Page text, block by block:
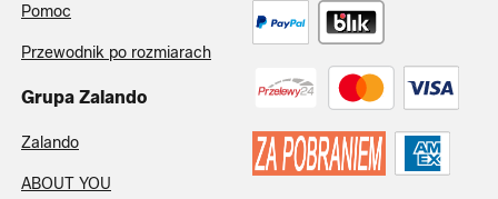
Pomoc
Przewodnik po rozmiarach
Grupa Zalando
Zalando
ABOUT YOU